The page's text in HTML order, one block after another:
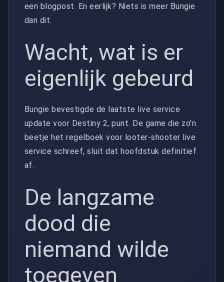
een blogpost. En eerlijk? Niets is meer Bungie
dan dit.
Wacht, wat is er
eigenlijk gebeurd
Bungie bevestigde de laatste live service
update voor Destiny 2, punt. De game die zo'n
beetje het regelboek voor looter-shooter live
service schreef, sluit dat hoofdstuk definitief
af.
De langzame
dood die
niemand wilde
toegeven